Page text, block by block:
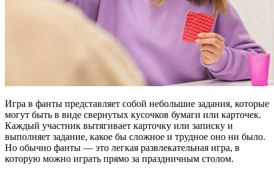
Игра в фанты представляет собой небольшие задания, которые
могут быть в виде свернутых кусочков бумаги или карточек.
Каждый участник вытягивает карточку или записку и
выполняет задание, какое бы сложное и трудное оно ни было.
Но обычно фанты — это легкая развлекательная игра, в
которую можно играть прямо за праздничным столом.